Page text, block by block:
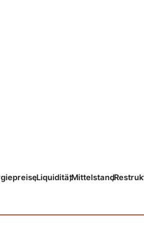
,Liquidität
,Mittelstand
,